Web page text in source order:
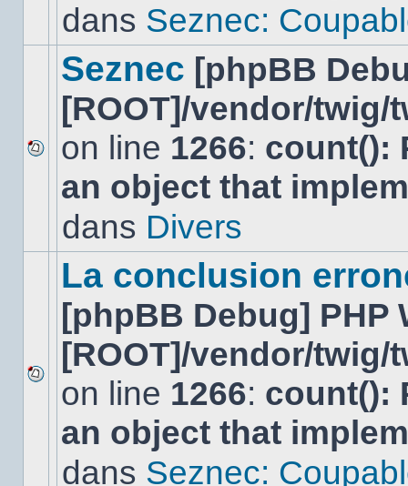
dansdans Seznec:
Aucun
nouveau
message
Seznec [phpBB
[ROOT]/vendor/
on line 1266: count():
an object that
dans Divers
Aucun
nouveau
message
non-
dans
La conclusion
[phpBB Debug] PHP
[ROOT]/vendor/
on line 1266: count():
an object that
dans Seznec: